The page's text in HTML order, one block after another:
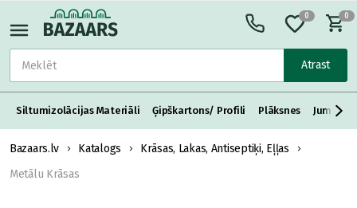
Atrast
0 0
Siltumizolācijas Materiāli Ģipškartons/ Profili Plāksnes Jumta
Bazaars.lv Katalogs
Krāsas, Lakas, Antiseptiķi, Eļļas
Metālu Krāsas